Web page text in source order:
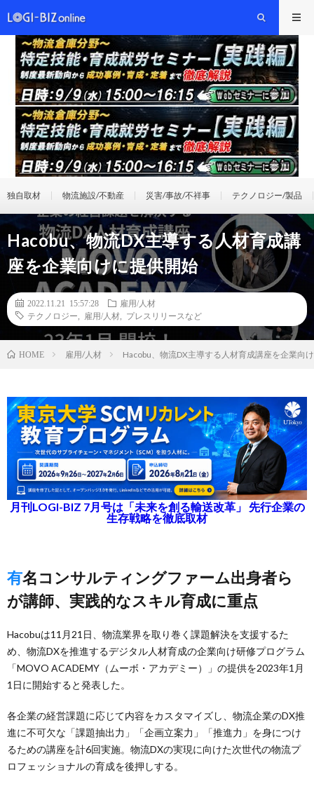
独自取材 物流施設/不動産 災害/事故/不祥事 テクノロジー/製品
Hacobu、物流DX主導する人材育成講
座を企業向けに提供開始
2022.11.21 15:57:28
雇用/人材
テクノロジー
雇用/人材 プレスリリースなど
HOME 雇用/人材 Hacobu、物流DX主導する人材育成講座を企業向
月刊LOGI-BIZ 7月号は「未来を創る輸送改革」 先行企業の
生存戦略を徹底取材
有名コンサルティングファーム出身者ら
が講師、実践的なスキル育成に重点
Hacobuは11月21日、物流業界を取り巻く課題解決を支援するた
め、物流DXを推進するデジタル人材育成の企業向け研修プログラム
「MOVO ACADEMY（ムーボ・アカデミー）」の提供を2023年1月
1日に開始すると発表した。
各企業の経営課題に応じて内容をカスタマイズし、物流企業のDX推
進に不可欠な「課題抽出力」「企画立案力」「推進力」を身につけ
るための講座を計6回実施。物流DXの実現に向けた次世代の物流プ
ロフェッショナルの育成を後押しする。